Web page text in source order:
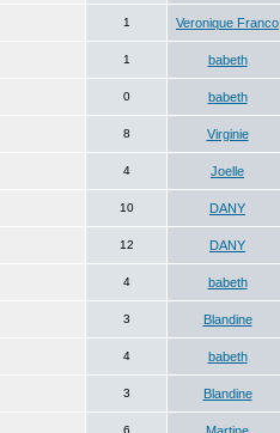
1 Veronique Franco
1 babeth
0 babeth
8 Virginie
4 Joelle
10 DANY
12 DANY
4 babeth
3 Blandine
4 babeth
3 Blandine
6